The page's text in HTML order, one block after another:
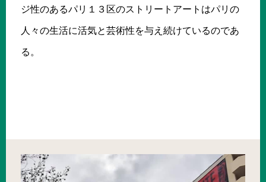
ジ性のあるパリ１３区のストリートアートはパリの
人々の生活に活気と芸術性を与え続けているのであ
る。